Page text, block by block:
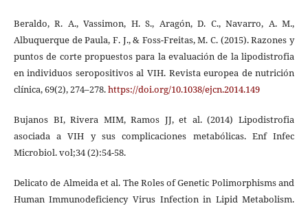
Beraldo, R. A., Vassimon, H. S., Aragón, D. C., Navarro, A. M.,
Albuquerque de Paula, F. J., & Foss-Freitas, M. C. (2015). Razones y
puntos de corte propuestos para la evaluación de la lipodistrofia
en individuos seropositivos al VIH. Revista europea de nutrición
clínica, 69(2), 274–278.https://doi.org/10.1038/ejcn.2014.149
Bujanos BI, Rivera MIM, Ramos JJ, et al. (2014) Lipodistrofia
asociada a VIH y sus complicaciones metabólicas. Enf Infec
Microbiol. vol;34 (2):54-58.
Delicato de Almeida et al. The Roles of Genetic Polimorphisms and
Human Immunodeficiency Virus Infection in Lipid Metabolism.